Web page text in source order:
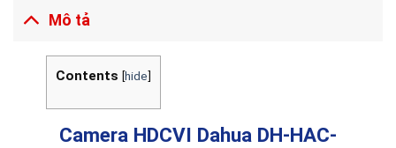
Mô tả
Contents [hide]
Camera HDCVI Dahua DH-HAC-